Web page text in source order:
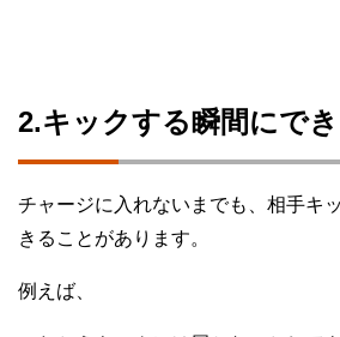
2.キックする瞬間にで
チャージに入れないまでも、相手キ
きることがあります。
例えば、